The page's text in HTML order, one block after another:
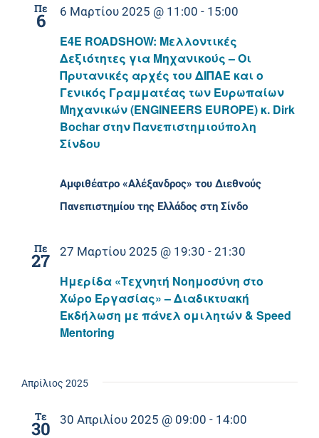
Πε
6
E4E ROADSHOW: Μελλοντικές
Δεξιότητες για Μηχανικούς – Οι
Πρυτανικές αρχές του ΔΙΠΑΕ και ο
Γενικός Γραμματέας των Ευρωπαίων
Μηχανικών (ENGINEERS EUROPE) κ. Dirk
Bochar στην Πανεπιστημιούπολη
Σίνδου
6 Μαρτίου 2025 @ 11:00 - 15:00
Αμφιθέατρο «Αλέξανδρος» του Διεθνούς
Πανεπιστημίου της Ελλάδος στη Σίνδο
Πε
27
Ημερίδα «Τεχνητή Νοημοσύνη στο
Χώρο Εργασίας» – Διαδικτυακή
Εκδήλωση με πάνελ ομιλητών & Speed
Mentoring
27 Μαρτίου 2025 @ 19:30 - 21:30
Απρίλιος 2025
Τε
30 30 Απριλίου 2025 @ 09:00 - 14:00